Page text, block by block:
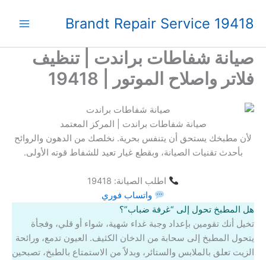
Brandt Repair Service 19418
صيانة شفاطات براندت | تنظيف
فلاتر واصلاح الموتور | 19418
صيانة شفاطات براندت | المركز المعتمد
لأن مطبخك يستحق أن يتنفس بحرية. نخلصك من الدهون والروائح
بأحدث تقنيات الصيانة، وبقطع غيار تعيد للشفاط قوته الأولى.
اطلب الصيانة: 19418
واتساب فوري
هل المطبخ تحول إلى “غرفة ضباب”؟
تخيل أنك تقومين بإعداد وجبة غداء شهية، شواء أو قلي، وفجأة
يتحول المطبخ إلى سحابة من الدخان الكثيف. العيون تدمع، ورائحة
الزيت تعلق بالملابس والستائر، وبدلاً من الاستمتاع بالطبخ، تصبحين